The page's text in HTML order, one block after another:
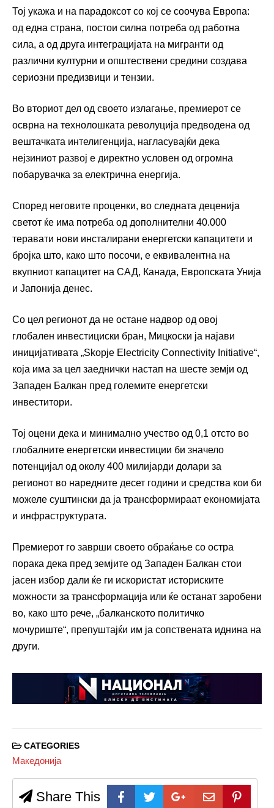
Тој укажа и на парадоксот со кој се соочува Европа:
од една страна, постои силна потреба од работна
сила, а од друга интеграцијата на мигранти од
различни културни и општествени средини создава
сериозни предизвици и тензии.
Во вториот дел од своето излагање, премиерот се
осврна на технолошката револуција предводена од
вештачката интелигенција, нагласувајќи дека
нејзиниот развој е директно условен од огромна
побарувачка за електрична енергија.
Според неговите проценки, во следната деценија
светот ќе има потреба од дополнителни 40.000
теравати нови инсталирани енергетски капацитети и
бројка што, како што посочи, е еквивалентна на
вкупниот капацитет на САД, Канада, Европската Унија
и Јапонија денес.
Со цел регионот да не остане надвор од овој
глобален инвестициски бран, Мицкоски ја најави
иницијативата „Skopje Electricity Connectivity Initiative“,
која има за цел заеднички настап на шесте земји од
Западен Балкан пред големите енергетски
инвеститори.
Тој оцени дека и минимално учество од 0,1 отсто во
глобалните енергетски инвестиции би значело
потенцијал од околу 400 милијарди долари за
регионот во наредните десет години и средства кои би
можеле суштински да ја трансформираат економијата
и инфраструктурата.
Премиерот го заврши своето обраќање со остра
порака дека пред земјите од Западен Балкан стои
јасен избор дали ќе ги искористат историските
можности за трансформација или ќе останат заробени
во, како што рече, „балканското политичко
мочуриште“, препуштајќи им ја сопствената иднина на
други.
CATEGORIES
Македонија
Share This